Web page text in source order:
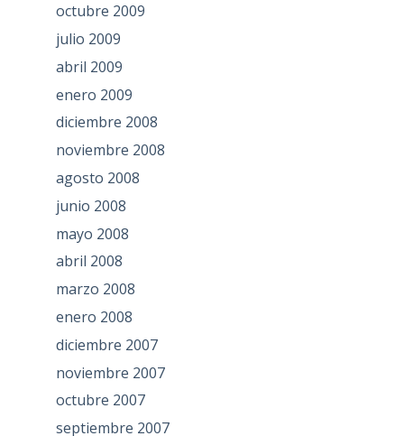
octubre 2009
julio 2009
abril 2009
enero 2009
diciembre 2008
noviembre 2008
agosto 2008
junio 2008
mayo 2008
abril 2008
marzo 2008
enero 2008
diciembre 2007
noviembre 2007
octubre 2007
septiembre 2007